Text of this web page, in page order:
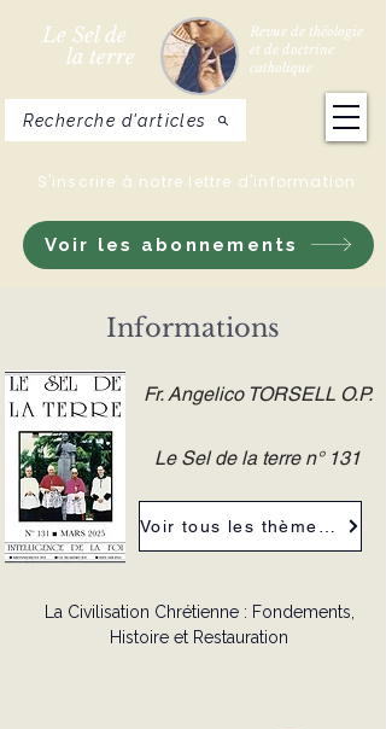
Le Sel de
la terre
Revue de théologie
et de doctrine
catholique
Voir les abonnements
S'inscrire à notre lettre d'information
Recherche d'articles
Informations
Fr. Angelico TORSELL O.P.
Le Sel de la terre n° 131
La Civilisation Chrétienne : Fondements,
Histoire et Restauration